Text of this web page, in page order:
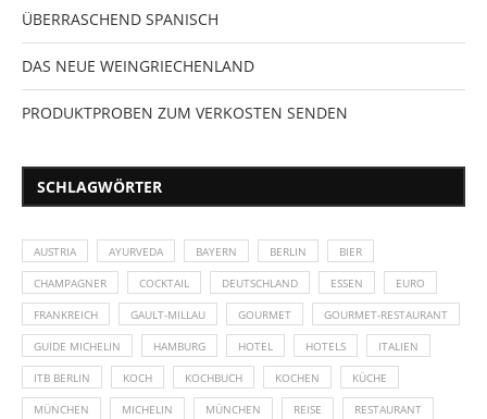
ÜBERRASCHEND SPANISCH
DAS NEUE WEINGRIECHENLAND
PRODUKTPROBEN ZUM VERKOSTEN SENDEN
SCHLAGWÖRTER
AUSTRIA AYURVEDA BAYERN BERLIN BIER
CHAMPAGNER COCKTAIL DEUTSCHLAND ESSEN EURO
FRANKREICH GAULT-MILLAU GOURMET GOURMET-RESTAURANT
GUIDE MICHELIN HAMBURG HOTEL HOTELS ITALIEN
ITB BERLIN KOCH KOCHBUCH KOCHEN KÜCHE
MÜNCHEN MICHELIN MÜNCHEN REISE RESTAURANT